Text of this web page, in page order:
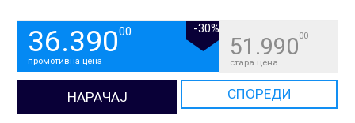
36.39000 -30%
промотивна цена
51.99000
стара цена
НАРАЧАЈ СПОРЕДИ